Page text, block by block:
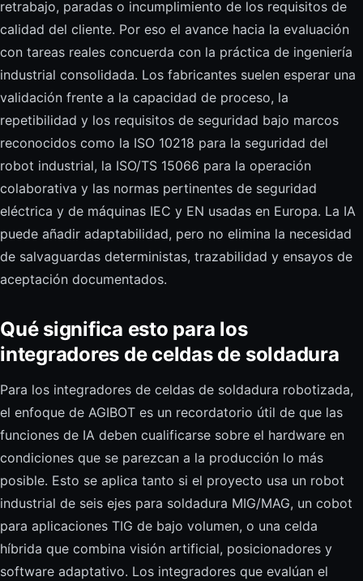
retrabajo, paradas o incumplimiento de los requisitos de
calidad del cliente. Por eso el avance hacia la evaluación
con tareas reales concuerda con la práctica de ingeniería
industrial consolidada. Los fabricantes suelen esperar una
validación frente a la capacidad de proceso, la
repetibilidad y los requisitos de seguridad bajo marcos
reconocidos como la ISO 10218 para la seguridad del
robot industrial, la ISO/TS 15066 para la operación
colaborativa y las normas pertinentes de seguridad
eléctrica y de máquinas IEC y EN usadas en Europa. La IA
puede añadir adaptabilidad, pero no elimina la necesidad
de salvaguardas deterministas, trazabilidad y ensayos de
aceptación documentados.
Qué significa esto para los
integradores de celdas de soldadura
Para los integradores de celdas de soldadura robotizada,
el enfoque de AGIBOT es un recordatorio útil de que las
funciones de IA deben cualificarse sobre el hardware en
condiciones que se parezcan a la producción lo más
posible. Esto se aplica tanto si el proyecto usa un robot
industrial de seis ejes para soldadura MIG/MAG, un cobot
para aplicaciones TIG de bajo volumen, o una celda
híbrida que combina visión artificial, posicionadores y
software adaptativo. Los integradores que evalúan el